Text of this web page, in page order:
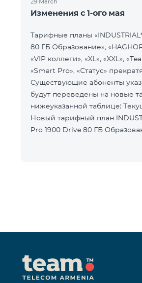
Изменения с 1-ого мая
Тарифные планы
80 ГБ Образование»,
«VIP коллеги», «XL», «XXL»,
«Smart Pro», «Статус»
Существующие абоненты
будут переведены на новые
нижеуказанной таблице: Текущий тарифный план
Новый тарифный план INDUSTRIAL*1c.0 XXL Бизнес 1